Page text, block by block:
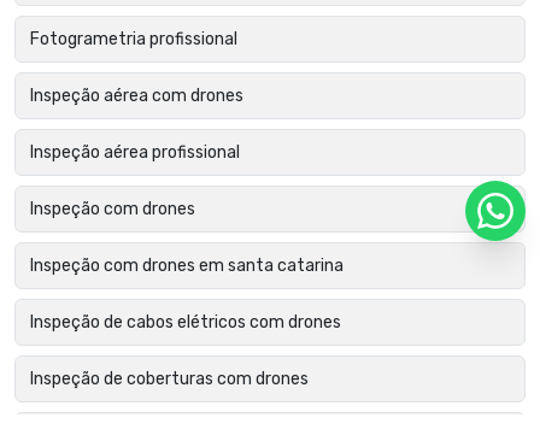
Fotogrametria profissional
Inspeção aérea com drones
Inspeção aérea profissional
Inspeção com drones
Inspeção com drones em santa catarina
Inspeção de cabos elétricos com drones
Inspeção de coberturas com drones